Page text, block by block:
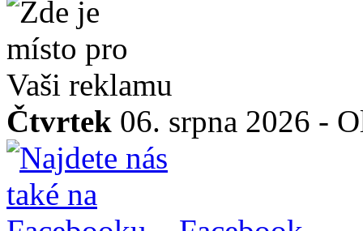
Čtvrtek 06. srpna 2026 -